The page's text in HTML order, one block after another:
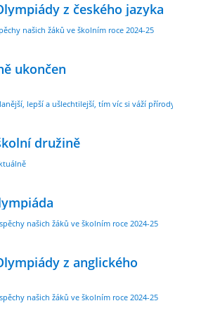
z českého jazyka
našich žáků ve školním roce 2024-25
ukončen
lepší a ušlechtilejší, tím víc si váží přírody.
družině
našich žáků ve školním roce 2024-25
z anglického
našich žáků ve školním roce 2024-25